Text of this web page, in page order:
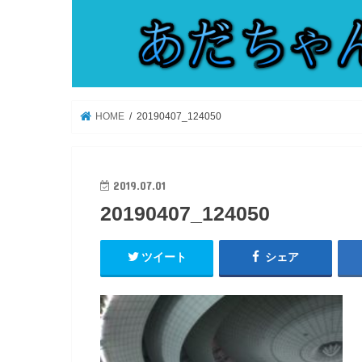
HOME 20190407_124050
2019.07.01
20190407_124050
ツイート シェア